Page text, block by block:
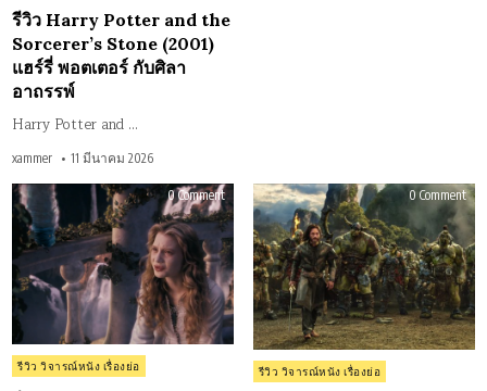
in
รีวิว Harry Potter and the
Sorcerer’s Stone (2001)
แฮร์รี่ พอตเตอร์ กับศิลา
อาถรรพ์
Harry Potter and …
xammer 11 มีนาคม 2026
0 Commenton
รีวิว
Alice
in
Wonderland
อ
ลิซ
ใน
แดน
มหัศจรรย์
(2010)
Posted
in
รีวิว วิจารณ์หนัง เรื่องย่อ
0 Commenton
รีวิว
วอร์
ครา
ฟต์
กำ
ศึก
พิภ
Posted
รีวิว วิจารณ์หนัง เรื่องย่อ